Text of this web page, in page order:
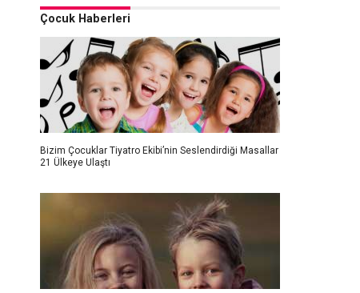
Çocuk Haberleri
Bizim Çocuklar Tiyatro Ekibi’nin Seslendirdiği Masallar
21 Ülkeye Ulaştı